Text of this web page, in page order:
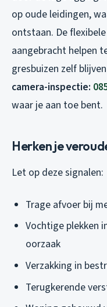
op oude leidingen,
ontstaan. De
aangebracht helpen
gresbuizen zelf
camera-inspectie:
waar je aan toe bent.
Herken je
Let op deze signalen:
Trage afvoer bij
Vochtige plekken
oorzaak
Verzakking in
Terugkerende